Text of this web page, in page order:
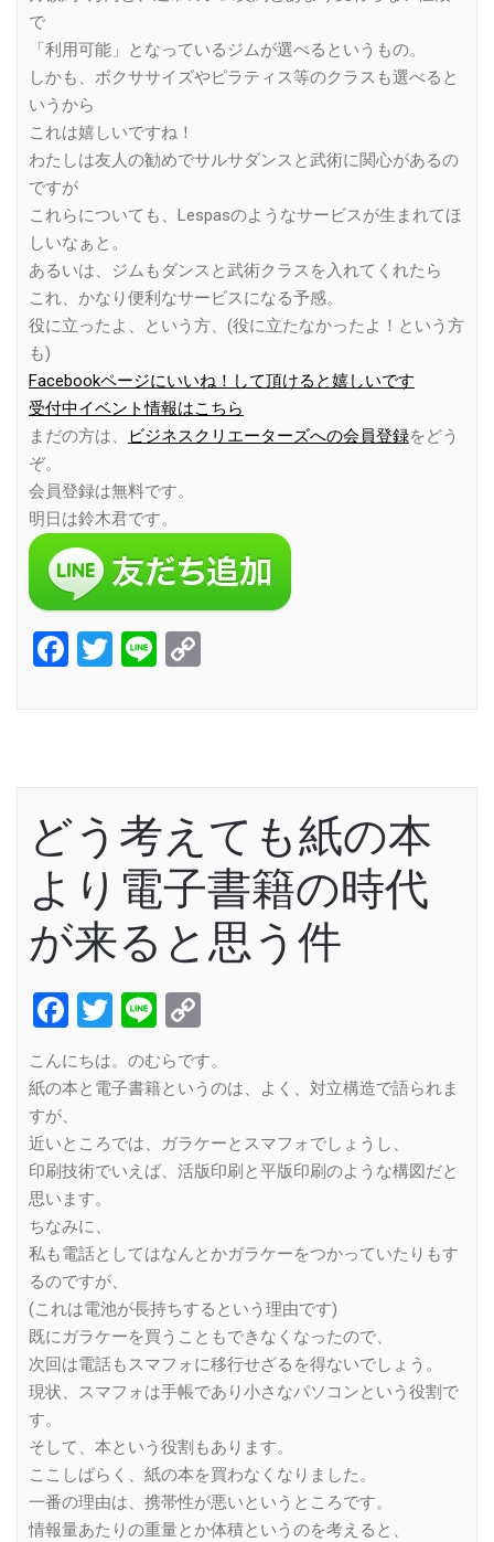
で
「利用可能」となっているジムが選べるというもの。
しかも、ボクササイズやピラティス等のクラスも選べると
いうから
これは嬉しいですね！
わたしは友人の勧めでサルサダンスと武術に関心があるの
ですが
これらについても、Lespasのようなサービスが生まれてほ
しいなぁと。
あるいは、ジムもダンスと武術クラスを入れてくれたら
これ、かなり便利なサービスになる予感。
役に立ったよ、という方、(役に立たなかったよ！という方
も)
Facebookページにいいね！して頂けると嬉しいです
受付中イベント情報はこちら
まだの方は、
ビジネスクリエーターズへの会員登録をどう
ぞ。
会員登録は無料です。
明日は鈴木君です。
Facebook
Twitter
Line
どう考えても紙の本
より電子書籍の時代
が来ると思う件
Facebook
Twitter
Line
Link
こんにちは。のむらです。
紙の本と電子書籍というのは、よく、対立構造で語られま
すが、
近いところでは、ガラケーとスマフォでしょうし、
印刷技術でいえば、活版印刷と平版印刷のような構図だと
思います。
ちなみに、
私も電話としてはなんとかガラケーをつかっていたりもす
るのですが、
(これは電池が長持ちするという理由です)
既にガラケーを買うこともできなくなったので、
次回は電話もスマフォに移行せざるを得ないでしょう。
現状、スマフォは手帳であり小さなパソコンという役割で
す。
そして、本という役割もあります。
ここしばらく、紙の本を買わなくなりました。
一番の理由は、携帯性が悪いというところです。
情報量あたりの重量とか体積というのを考えると、